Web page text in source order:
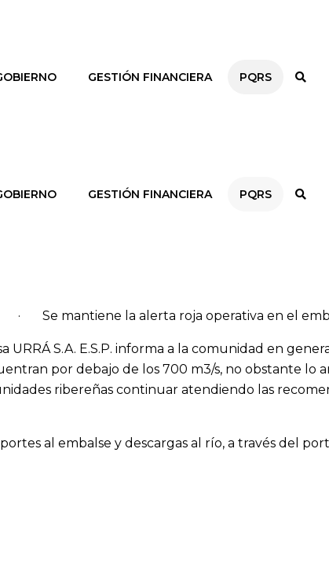
GESTIÓN FINANCIERA PQRS
GESTIÓN FINANCIERA PQRS
· Se mantiene la alerta roja operativa en el
URRÁ S.A. E.S.P. informa a la comunidad en
por debajo de los 700 m3/s, no obstante lo
ribereñas continuar atendiendo las
al embalse y descargas al río, a través del